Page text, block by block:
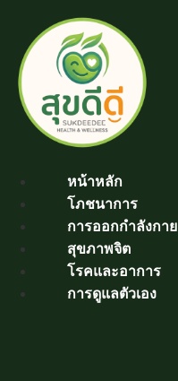
content
หน้าหลัก
โภชนาการ
การออกกำลังกาย
สุขภาพจิต
โรคและอาการ
การดูแลตัวเอง